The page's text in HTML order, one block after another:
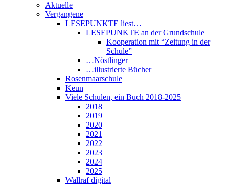
Aktuelle
Vergangene
LESEPUNKTE liest…
LESEPUNKTE an der Grundschule
Kooperation mit “Zeitung in der
Schule”
…Nöstlinger
…illustrierte Bücher
Rosenmaarschule
Keun
Viele Schulen, ein Buch 2018-2025
2018
2019
2020
2021
2022
2023
2024
2025
Wallraf digital